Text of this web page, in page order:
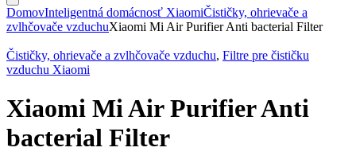
DomovInteligentná domácnosť XiaomiČističky, ohrievače a
zvlhčovače vzduchuXiaomi Mi Air Purifier Anti bacterial Filter
Čističky, ohrievače a zvlhčovače vzduchu, Filtre pre čističku
vzduchu Xiaomi
Xiaomi Mi Air Purifier Anti
bacterial Filter